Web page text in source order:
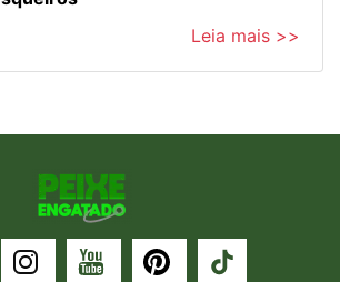
Leia mais >>